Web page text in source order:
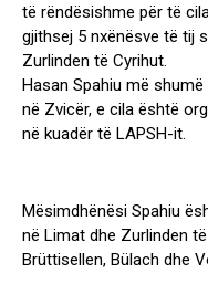
të rëndësishme për të
gjithsej 5 nxënësve të tij
Zurlinden të Cyrihut.
Hasan Spahiu më
në Zvicër, e cila është
në kuadër të LAPSH-it.
Mësimdhënësi Spahiu
në Limat dhe Zurlinden
Brüttisellen, Bülach dhe